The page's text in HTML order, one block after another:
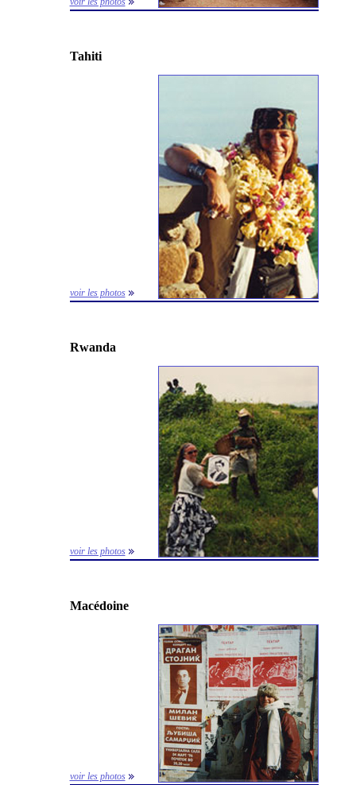
Tahiti
voir les photos
Rwanda
voir les photos
Macédoine
voir les photos